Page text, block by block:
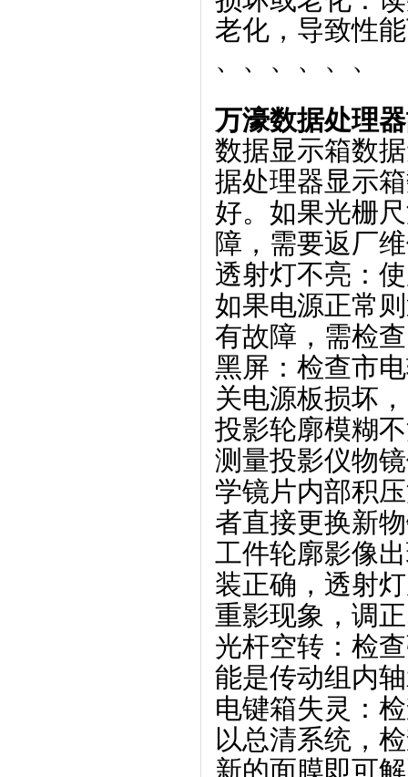
老化，导致性
、、、、、、
万濠数据处理
数据显示箱数
据处理器显示
好。如果光栅
障，需要返厂
透射灯不亮 ：
如果电源正常
有故障，需检
黑屏 ：检查市
关电源板损坏
投影轮廓模糊
测量投影仪物
学镜片内部积
者直接更换新
工件轮廓影像
装正确，透射
重影现象，调
光杆空转 ：检
能是传动组内
电键箱失灵 ：
以总清系统，
新的面膜即可